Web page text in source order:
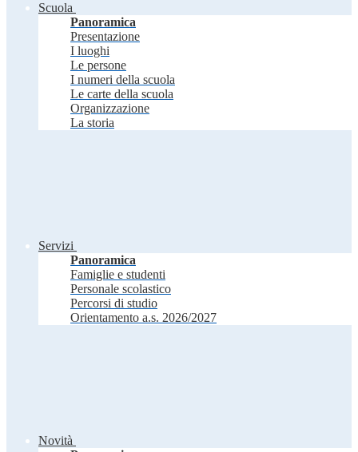
Scuola
Panoramica
Presentazione
I luoghi
Le persone
I numeri della scuola
Le carte della scuola
Organizzazione
La storia
Servizi
Panoramica
Famiglie e studenti
Personale scolastico
Percorsi di studio
Orientamento a.s. 2026/2027
Novità